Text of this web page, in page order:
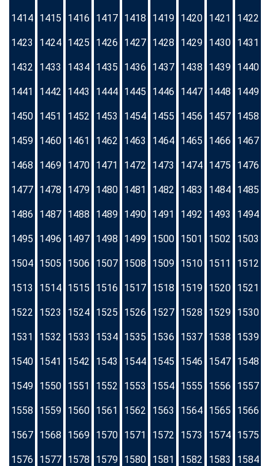
1414 1415 1416 1417 1418 1419 1420 1421 1422
1423 1424 1425 1426 1427 1428 1429 1430 1431
1432 1433 1434 1435 1436 1437 1438 1439 1440
1441 1442 1443 1444 1445 1446 1447 1448 1449
1450 1451 1452 1453 1454 1455 1456 1457 1458
1459 1460 1461 1462 1463 1464 1465 1466 1467
1468 1469 1470 1471 1472 1473 1474 1475 1476
1477 1478 1479 1480 1481 1482 1483 1484 1485
1486 1487 1488 1489 1490 1491 1492 1493 1494
1495 1496 1497 1498 1499 1500 1501 1502 1503
1504 1505 1506 1507 1508 1509 1510 1511 1512
1513 1514 1515 1516 1517 1518 1519 1520 1521
1522 1523 1524 1525 1526 1527 1528 1529 1530
1531 1532 1533 1534 1535 1536 1537 1538 1539
1540 1541 1542 1543 1544 1545 1546 1547 1548
1549 1550 1551 1552 1553 1554 1555 1556 1557
1558 1559 1560 1561 1562 1563 1564 1565 1566
1567 1568 1569 1570 1571 1572 1573 1574 1575
1576 1577 1578 1579 1580 1581 1582 1583 1584